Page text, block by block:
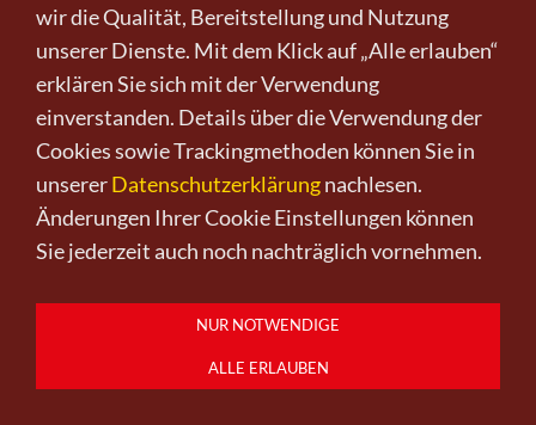
von Inge Lüthje
400,00 €*
wir die Qualität, Bereitstellung und Nutzung
unserer Dienste. Mit dem Klick auf „Alle erlauben“
erklären Sie sich mit der Verwendung
einverstanden. Details über die Verwendung der
Cookies sowie Trackingmethoden können Sie in
unsererDatenschutzerklärungnachlesen.
Änderungen Ihrer Cookie Einstellungen können
Sie jederzeit auch noch nachträglich vornehmen.
NUR NOTWENDIGE
ALLE ERLAUBEN